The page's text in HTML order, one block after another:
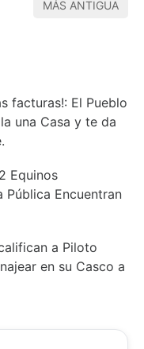
MÁS ANTIGUA
facturas!: El Pueblo
una Casa y te da
Equinos
Pública Encuentran
a Piloto
en su Casco a